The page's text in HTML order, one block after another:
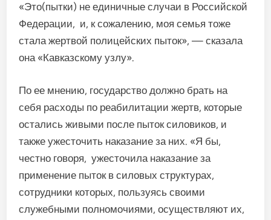
«Это(пытки) не единичные случаи в Российской
Федерации, и, к сожалению, моя семья тоже
стала жертвой полицейских пыток», — сказала
она «Кавказскому узлу».
По ее мнению, государство должно брать на
себя расходы по реабилитации жертв, которые
остались живыми после пыток силовиков, и
также ужесточить наказание за них. «Я бы,
честно говоря, ужесточила наказание за
применение пыток в силовых структурах,
сотрудники которых, пользуясь своими
служебными полномочиями, осуществляют их,